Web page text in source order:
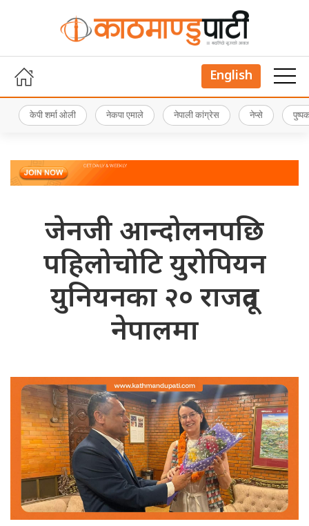
English
केपी शर्मा ओली नेकपा एमाले नेपाली कांग्रेस नेप्से
जेनजी आन्दोलनपछि
पहिलोचोटि युरोपियन
युनियनका २० राजदूत
नेपालमा